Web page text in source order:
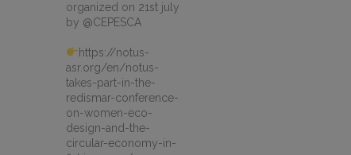
organized on 21st july
by @CEPESCA
https://notus-
asr.org/en/notus-
takes-part-in-the-
redismar-conference-
on-women-eco-
design-and-the-
circular-economy-in-